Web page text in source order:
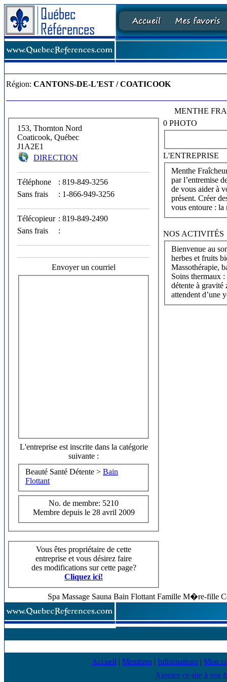
Région: CANTONS-DE-L'EST / COATICOOK
MENTHE
153, Thornton Nord
Coaticook, Québec
J1A2E1
DIRECTION
Téléphone
: 819-849-3256
Sans frais
: 1-866-949-3256
Télécopieur
: 819-849-2490
Sans frais
:
Envoyer un courriel
L'entreprise est inscrite dans la catégorie
suivante :
Beauté Santé Détente > Bain
Flottant
No. de membre: 5210
Membre depuis le 28 avril 2009
Vous êtes propriétaire de cette
entreprise et vous désirez faire
des modifications sur cette page?
Cliquez ici!
0 PHOTO
L'ENTREPRISE
Menthe
par l’entremise
de vous aider à
présent. Créer
vous entoure : la
NOS ACTIVITÉS
Bienvenue au
herbes et fruits biologiques Éminence,
Massothérapie,
Soins thermaux
détente à gravité
attendent d’une
Spa Massage Sauna Bain Flottant Famille M�re-fille
Accueil | Membres | Informations | Mon
Ajoutez ce site à vos